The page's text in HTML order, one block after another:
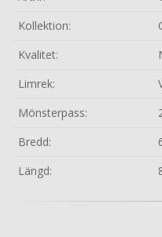
Kollektion:
Kvalitet:
Limrek:
Mönsterpass:
Bredd:
Längd: